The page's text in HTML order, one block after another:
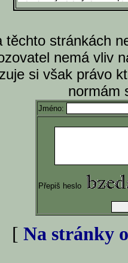
těchto stránkách
nemá vliv
si však právo
normám
Jméno:
Přepiš heslo
[ Na stránky